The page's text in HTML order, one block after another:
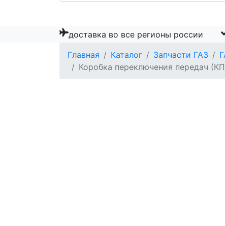
доставка во все регионы россии
Главная
Каталог Запчасти ГАЗ
Коробка переключения передач